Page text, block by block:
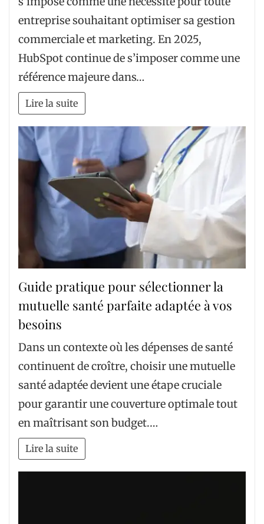
entreprise souhaitant optimiser sa gestion
commerciale et marketing. En 2025,
HubSpot continue de s’imposer comme une
référence majeure dans…
Lire la suite
Guide pratique pour sélectionner la
mutuelle santé parfaite adaptée à vos
besoins
Dans un contexte où les dépenses de santé
continuent de croître, choisir une mutuelle
santé adaptée devient une étape cruciale
pour garantir une couverture optimale tout
en maîtrisant son budget.…
Lire la suite